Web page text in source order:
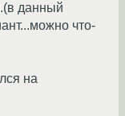
данный
что-
на